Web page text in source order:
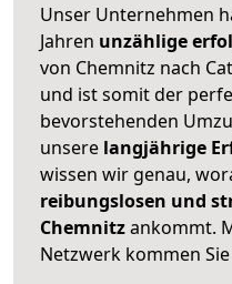
Unser Unternehmen
Jahren unzählige
von Chemnitz nach
und ist somit der
bevorstehenden
unsere langjährige
wissen wir genau,
reibungslosen und
Chemnitzankommt.
Netzwerk kommen